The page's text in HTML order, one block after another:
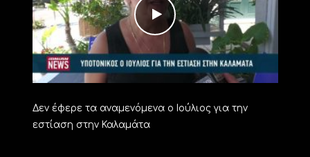
Δεν έφερε τα αναμενόμενα ο Ιούλιος για την
εστίαση στην Καλαμάτα